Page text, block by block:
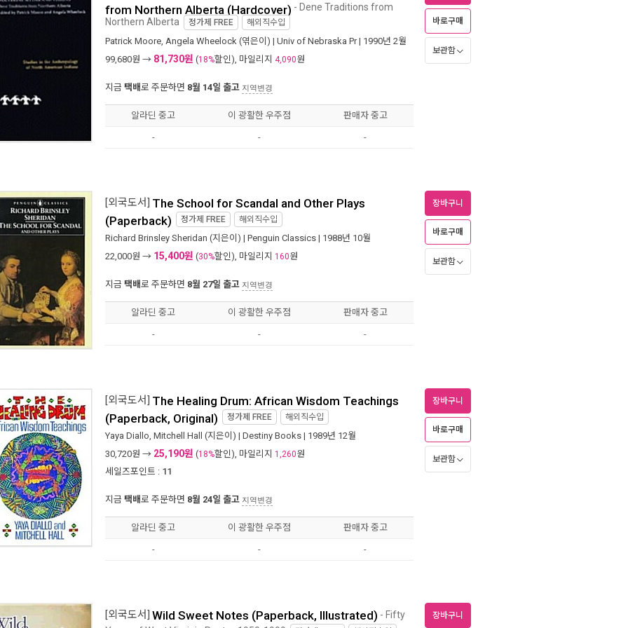
from Northern Alberta (Hardcover) - Dene Traditions from
Northern Alberta 정가제 FREE 해외직수입
Patrick Moore Angela Wheelock (엮은이) | Univ of Nebraska Pr| 1990년 2월
99,680원 → 81,730원 (18%할인), 마일리지 4,090원
지금 택배로 주문하면 8월 14일 출고 지역변경
바로구매
보관함
알라딘 중고 이 광활한 우주점 판매자 중고
- - -
[외국도서] The School for Scandal and Other Plays
(Paperback) 정가제 FREE 해외직수입
Richard Brinsley Sheridan (지은이) | Penguin Classics | 1988년 10월
22,000원 → 15,400원 (30%할인), 마일리지 160원
지금 택배로 주문하면 8월 27일 출고 지역변경
장바구니
바로구매
보관함
알라딘 중고 이 광활한 우주점 판매자 중고
- - -
[외국도서] The Healing Drum: African Wisdom Teachings
(Paperback, Original) 정가제 FREE 해외직수입
Yaya Diallo, Mitchell Hall (지은이) | Destiny Books | 1989년 12월
30,720원 → 25,190원 (18%할인), 마일리지 1,260원
세일즈포인트 : 11
지금 택배로 주문하면 8월 24일 출고 지역변경
장바구니
바로구매
보관함
알라딘 중고 이 광활한 우주점 판매자 중고
- - -
[외국도서] Wild Sweet Notes (Paperback, Illustrated) - Fifty 장바구니